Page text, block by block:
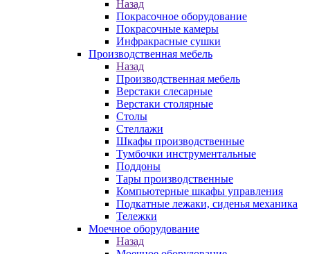
Назад
Покрасочное оборудование
Покрасочные камеры
Инфракрасные сушки
Производственная мебель
Назад
Производственная мебель
Верстаки слесарные
Верстаки столярные
Столы
Стеллажи
Шкафы производственные
Тумбочки инструментальные
Поддоны
Тары производственные
Компьютерные шкафы управления
Подкатные лежаки, сиденья механика
Тележки
Моечное оборудование
Назад